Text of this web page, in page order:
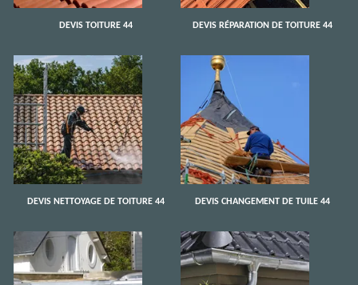
DEVIS TOITURE 44 DEVIS RÉPARATION DE TOITURE 44
DEVIS NETTOYAGE DE TOITURE 44 DEVIS CHANGEMENT DE TUILE 44